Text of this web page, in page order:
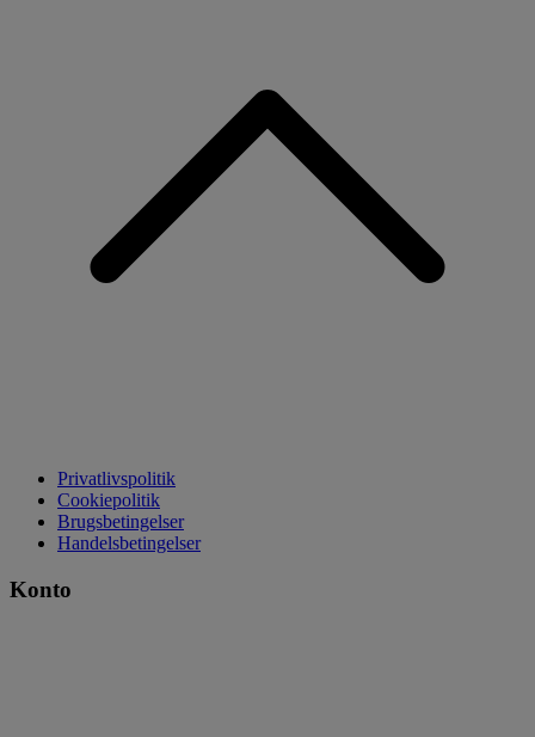
Privatlivspolitik
Cookiepolitik
Brugsbetingelser
Handelsbetingelser
Konto